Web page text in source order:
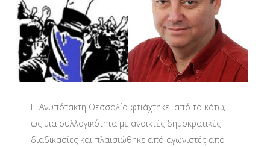
Η Ανυπότακτη Θεσσαλία φτιάχτηκε από τα κάτω,
ως μια συλλογικότητα με ανοικτές δημοκρατικές
διαδικασίες και πλαισιώθηκε από αγωνιστές από